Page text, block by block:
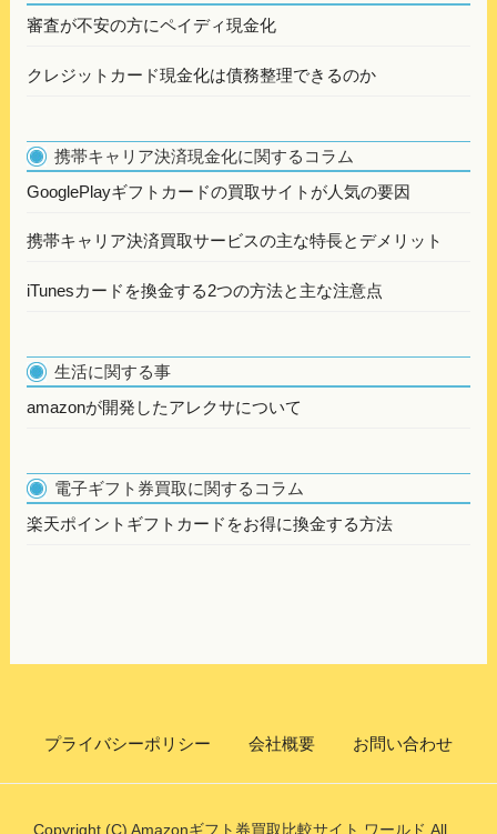
審査が不安の方にペイディ現金化
クレジットカード現金化は債務整理できるのか
携帯キャリア決済現金化に関するコラム
GooglePlayギフトカードの買取サイトが人気の要因
携帯キャリア決済買取サービスの主な特長とデメリット
iTunesカードを換金する2つの方法と主な注意点
生活に関する事
amazonが開発したアレクサについて
電子ギフト券買取に関するコラム
楽天ポイントギフトカードをお得に換金する方法
プライバシーポリシー 会社概要 お問い合わせ
Copyright (C) Amazonギフト券買取比較サイト ワールド All